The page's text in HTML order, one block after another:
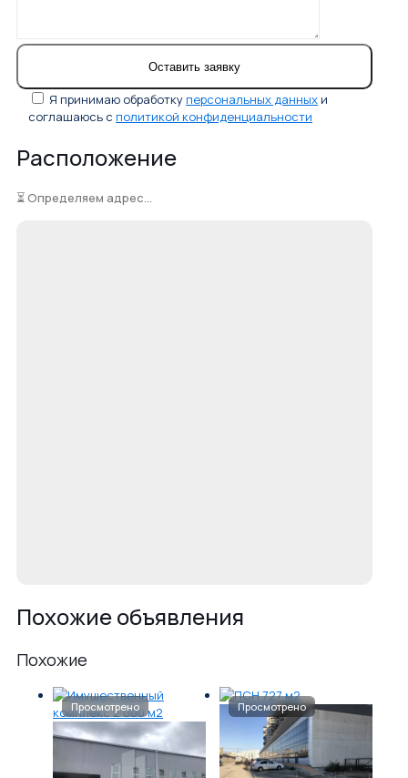
Я принимаю обработкуперсональных данных и
соглашаюсь с политикой конфиденциальности
Расположение
⏳ Определяем адрес...
Похожие объявления
Похожие